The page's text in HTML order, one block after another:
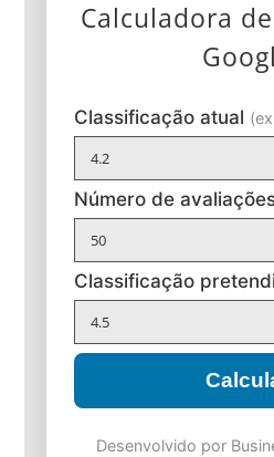
Calculadora
Classificação atual
Número de
Classificação
Desenvolvido por